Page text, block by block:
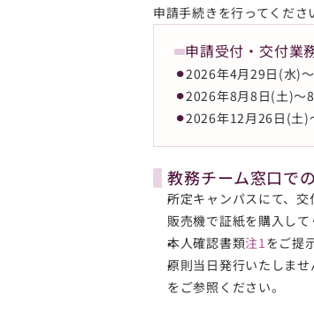
申請手続きを行ってくださ
申請受付・交付業
⚫︎2026年4月29日(水)
⚫︎2026年8月8日(土)～
⚫︎2026年12月26日(土)
教務チーム窓口で
所定キャンパスにて、
販売機で証紙を購入して
本人確認書類注1をご提
原則当日発行いたしま
をご参照ください。